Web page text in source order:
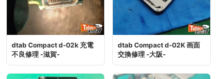
dtab Compact d-02k 充電
不良修理 -滋賀-
dtab Compact d-02K 画面
交換修理 -大阪-